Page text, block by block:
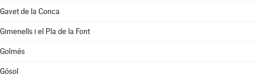
Gavet de la Conca
Gimenells i el Pla de la Font
Golmés
Gósol